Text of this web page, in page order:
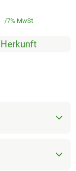
7% MwSt
Herkunft